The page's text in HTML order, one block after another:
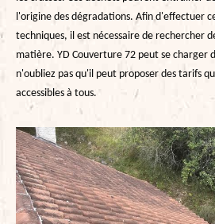
l'origine des dégradations. Afin d'effectuer
techniques, il est nécessaire de rechercher
matière. YD Couverture 72 peut se charger
n'oubliez pas qu'il peut proposer des tarifs
accessibles à tous.